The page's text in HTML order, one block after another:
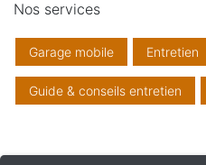
Nos services
Garage mobile Entretien
Guide & conseils entretien